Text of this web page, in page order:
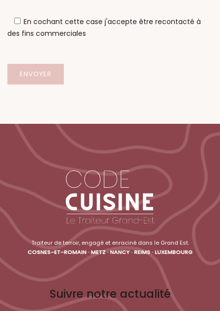
En cochant cette case j'accepte être recontacté à
des fins commerciales
Traiteur de terroir, engagé et enraciné dans le Grand Est.
COSNES-ET-ROMAIN · METZ · NANCY · REIMS · LUXEMBOURG
Suivre notre actualité